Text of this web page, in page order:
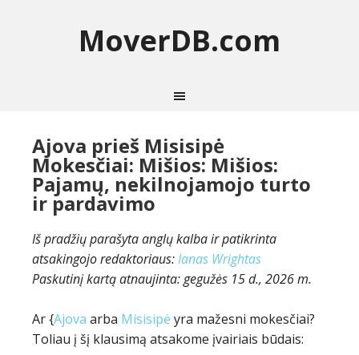
MoverDB.com
Ajova prieš Misisipė
Mokesčiai: Mišios: Mišios:
Pajamų, nekilnojamojo turto
ir pardavimo
Iš pradžių parašyta anglų kalba ir patikrinta
atsakingojo redaktoriaus:Ianas Wrightas
Paskutinį kartą atnaujinta:gegužės 15 d., 2026 m.
Ar {Ajova arba Misisipė yra mažesni mokesčiai?
Toliau į šį klausimą atsakome įvairiais būdais: